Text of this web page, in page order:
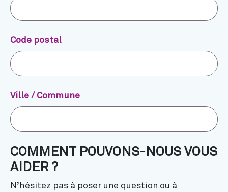
Code postal
Ville / Commune
COMMENT POUVONS-NOUS VOUS
AIDER ?
N’hésitez pas à poser une question ou à